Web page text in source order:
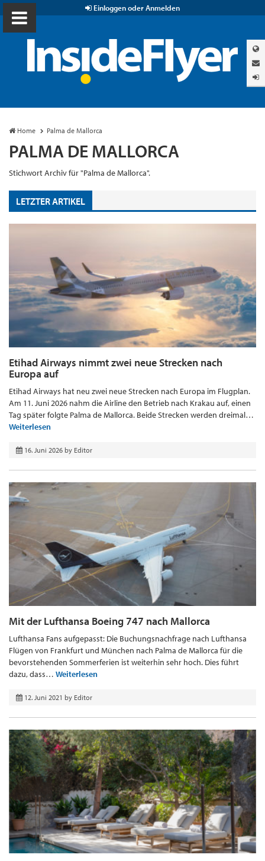
Einloggen oder Anmelden
Home Palma de Mallorca
PALMA DE MALLORCA
Stichwort Archiv für "Palma de Mallorca".
LETZTER ARTIKEL
Etihad Airways nimmt zwei neue Strecken nach
Europa auf
Etihad Airways hat neu zwei neue Strecken nach Europa im Flugplan.
Am 11. Juni 2026 nahm die Airline den Betrieb nach Krakau auf, einen
Tag später folgte Palma de Mallorca. Beide Strecken werden dreimal…
Weiterlesen
16. Juni 2026 by Editor
Mit der Lufthansa Boeing 747 nach Mallorca
Lufthansa Fans aufgepasst: Die Buchungsnachfrage nach Lufthansa
Flügen von Frankfurt und München nach Palma de Mallorca für die
bevorstehenden Sommerferien ist weiterhin sehr hoch. Dies führt
dazu, dass… Weiterlesen
12. Juni 2021 by Editor